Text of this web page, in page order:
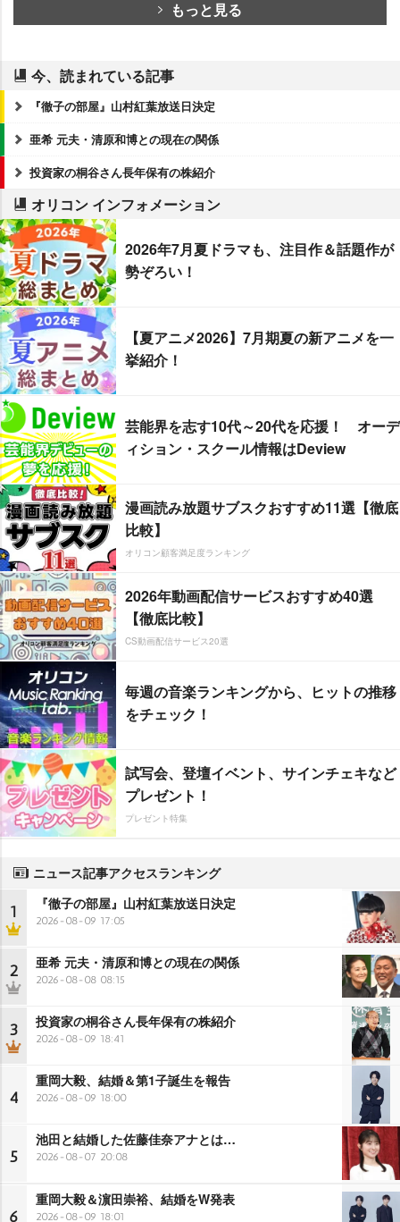
もっと見る
今、読まれている記事
『徹子の部屋』山村紅葉放送日決定
亜希 元夫・清原和博との現在の関係
投資家の桐谷さん長年保有の株紹介
オリコン インフォメーション
2026年7月夏ドラマも、注目作＆話題作が
勢ぞろい！
【夏アニメ2026】7月期夏の新アニメを一
挙紹介！
芸能界を志す10代～20代を応援！ オーデ
ィション・スクール情報はDeview
漫画読み放題サブスクおすすめ11選【徹底
比較】
オリコン顧客満足度ランキング
2026年動画配信サービスおすすめ40選
【徹底比較】
CS動画配信サービス20選
毎週の音楽ランキングから、ヒットの推移
をチェック！
試写会、登壇イベント、サインチェキなど
プレゼント！
プレゼント特集
ニュース記事アクセスランキング
1 『徹子の部屋』山村紅葉放送日決定
2026-08-09 17:05
2 亜希 元夫・清原和博との現在の関係
2026-08-08 08:15
3 投資家の桐谷さん長年保有の株紹介
2026-08-09 18:41
4
重岡大毅、結婚＆第1子誕生を報告
2026-08-09 18:00
5
池田と結婚した佐藤佳奈アナとは…
2026-08-07 20:08
6
重岡大毅＆濵田崇裕、結婚をW発表
2026-08-09 18:01